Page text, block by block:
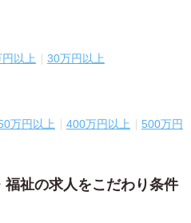
以上 30万円以上
万円以上 400万円以上
500万円
祉の求人をこだわり条件